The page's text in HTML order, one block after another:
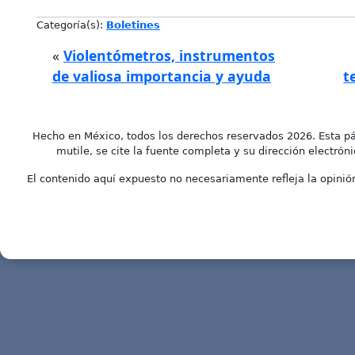
Categoría(s): Boletines
« Violentómetros, instrumentos
de valiosa importancia y ayuda
Hecho en México, todos los derechos reservados 2026. Esta
mutile, se cite la fuente completa y su dirección
El contenido aquí expuesto no necesariamente refleja la